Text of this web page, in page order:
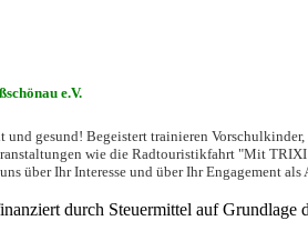
e.V.
gesund! Begeistert trainieren
wie die Radtouristikfahrt "Mit
über Ihr Interesse und über Ihr Engagement
durch Steuermittel auf Grundlage